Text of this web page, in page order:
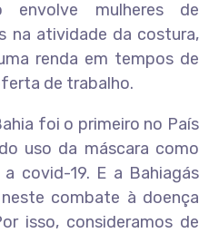
envolve mulheres de
na atividade da costura,
renda em tempos de
de trabalho.
foi o primeiro no País
uso da máscara como
covid-19. E a Bahiagás
combate à doença
isso, consideramos de